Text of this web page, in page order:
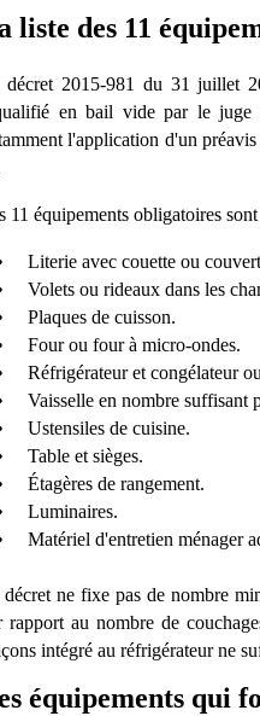
liste des 11
décret 2015-981 du 31 juillet
é en bail vide par le juge
l'application d'un pr
11 équipements obligatoires sont
Literie avec couette ou
Volets ou rideaux dans les
Plaques de cuisson.
Four ou fourà micro-ondes.
Réfrigérateur et congélateur
Vaisselle en nombre suffisant
Ustensiles de cuisine.
Table et sièges.
Étagères de rangement.
Luminaires.
Matériel d'entretien ménager
ne fixe pas de nombre
rapport au nombre de
intégré au réfrigérateur ne
équipements qui